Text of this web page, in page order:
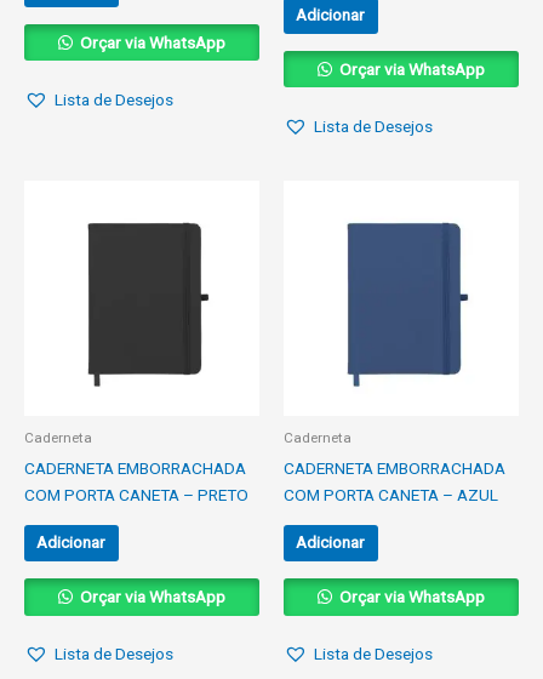
Orçar via WhatsApp
Lista de Desejos
Adicionar
Orçar via WhatsApp
Lista de Desejos
Caderneta
CADERNETA EMBORRACHADA
COM PORTA CANETA – PRETO
Adicionar
Orçar via WhatsApp
Lista de Desejos
Caderneta
CADERNETA EMBORRACHADA
COM PORTA CANETA – AZUL
Adicionar
Orçar via WhatsApp
Lista de Desejos